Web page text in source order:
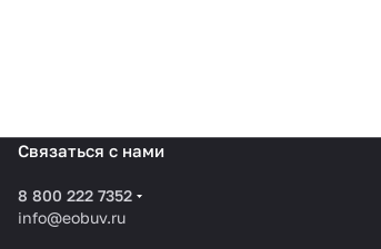
Связаться с нами
8 800 222 7352
info@eobuv.ru